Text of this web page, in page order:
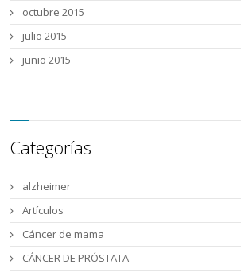
octubre 2015
julio 2015
junio 2015
Categorías
alzheimer
Artículos
Cáncer de mama
CÁNCER DE PRÓSTATA